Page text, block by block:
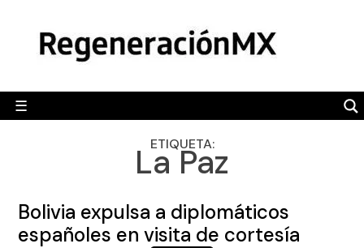
content
☰
POLÍTICA
CAMALEÓN
OPINIÓN
ENGLISH SECTION
ETIQUETA:
La Paz
Bolivia expulsa a diplomáticos
españoles en visita de cortesía